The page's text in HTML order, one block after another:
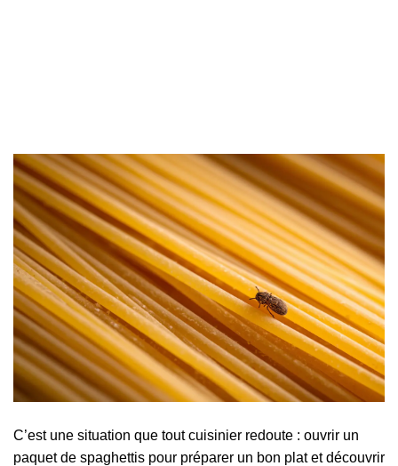
C’est une situation que tout cuisinier redoute : ouvrir un
paquet de spaghettis pour préparer un bon plat et découvrir